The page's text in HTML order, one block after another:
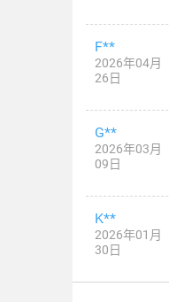
F**
2026年04月
26日
G**
2026年03月
09日
K**
2026年01月
30日